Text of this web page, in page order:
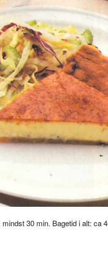
30 min. Bagetid i alt: